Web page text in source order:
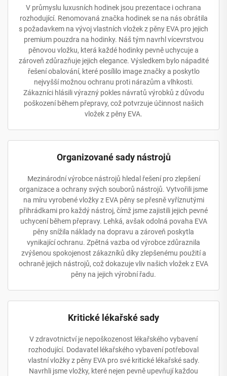
V průmyslu luxusních hodinek jsou prezentace i ochrana
rozhodující. Renomovaná značka hodinek se na nás obrátila
s požadavkem na vývoj vlastních vložek z pěny EVA pro jejich
premium pouzdra na hodinky. Náš tým navrhl vícevrstvou
pěnovou vložku, která každé hodinky pevně uchycuje a
zároveň zdůrazňuje jejich elegance. Výsledkem bylo nápadité
řešení obalování, které posílilo image značky a poskytlo
nejvyšší možnou ochranu proti nárazům a vlhkosti.
Zákazníci hlásili výrazný pokles návratů výrobků z důvodu
poškození během přepravy, což potvrzuje účinnost našich
vložek z pěny EVA.
Organizované sady nástrojů
Mezinárodní výrobce nástrojů hledal řešení pro zlepšení
organizace a ochrany svých souborů nástrojů. Vytvořili jsme
na míru vyrobené vložky z EVA pěny se přesně vyříznutými
přihrádkami pro každý nástroj, čímž jsme zajistili jejich pevné
uchycení během přepravy. Lehká, avšak odolná povaha EVA
pěny snížila náklady na dopravu a zároveň poskytla
vynikající ochranu. Zpětná vazba od výrobce zdůraznila
zvýšenou spokojenost zákazníků díky zlepšenému použití a
ochraně jejich nástrojů, což dokazuje vliv našich vložek z EVA
pěny na jejich výrobní řadu.
Kritické lékařské sady
V zdravotnictví je nepoškozenost lékařského vybavení
rozhodující. Dodavatel lékařského vybavení potřeboval
vlastní vložky z pěny EVA pro své kritické lékařské sady.
Navrhli jsme vložky, které nejen pevně upevňují každou